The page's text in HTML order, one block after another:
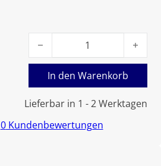
Lieferbar in 1 - 2 Werktagen
Viessmann
In den Warenkorb
0Kundenbewertungen